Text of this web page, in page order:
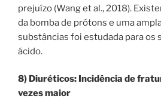
prejuízo (Wang et al., 2018).
da bomba de prótons e uma
substâncias foi estudada para os
ácido.
8) Diuréticos: Incidência de
vezes maior